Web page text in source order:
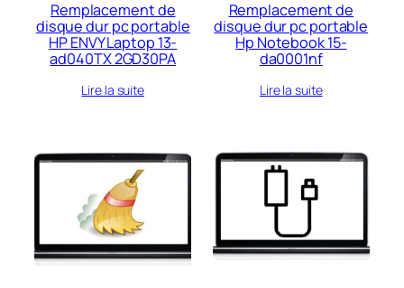
Remplacement de
disque dur pc portable
HP ENVY Laptop 13-
ad040TX 2GD30PA
Lire la suite
Remplacement de
disque dur pc portable
Hp Notebook 15-
da0001nf
Lire la suite